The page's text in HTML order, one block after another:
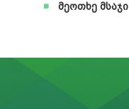
მეოთხე მსაჯი